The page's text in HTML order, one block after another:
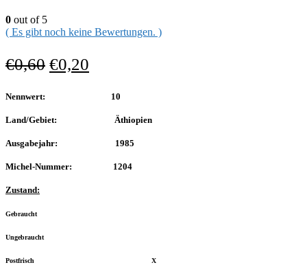
0 out of 5
( Es gibt noch keine Bewertungen. )
€0,60 €0,20
Nennwert: 10
Land/Gebiet: Äthiopien
Ausgabejahr: 1985
Michel-Nummer: 1204
Zustand:
Gebraucht
Ungebraucht
Postfrisch X